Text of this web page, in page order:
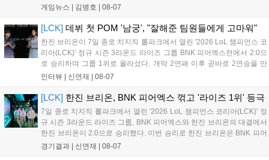
는 체험, 스페셜, 무대 존이 마련됐으며 8일 오후 2시 인비테이셔
연 등 다채로운 일정이 준비되어 있다. 사전 예약은 조기 마감될
만큼 큰 인기를 끌고 있다....
게임뉴스 | 김병호 08-07
[LCK] 데뷔 첫 POM '남궁', "잘해준 팀원들에게 고마워"
한진 브리온이 7일 종로 치지직 롤파크에서 열린 '2026 LoL 챔피언스 코
리아(LCK)' 정규 시즌 3라운드 라이즈 그룹 BNK 피어엑스전에서 2:0으
로 승리하며 그룹 1위로 올라섰다. 개막 2연패 이후 곧바로 2연승을 만
들어내면서 이어질 4라운드에 대한 기대감을 올렸다. 다음은 이날 데뷔
인터뷰 | 신연재 08-07
[LCK] 한진 브리온, BNK 피어엑스 꺾고 '라이즈 1위' 등극
7일 종로 치지직 롤파크에서 열린 '2026 LoL 챔피언스 코리아(LCK)' 정
규 시즌 3라운드 라이즈 그룹, BNK 피어엑스와 한진 브리온의 대결에서
한진 브리온이 2:0으로 승리했다. 이번 승리로 한진 브리온은 BNK 피어
엑스를 제치고 라이즈 그룹 1위로 올라섰다. 1세트, 한진 브리온이 '로머'
경기결과 | 신연재 08-07